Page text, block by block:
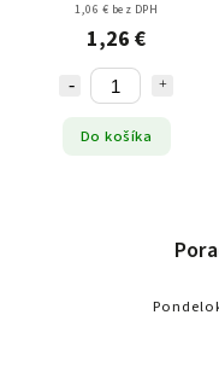
(5x6g) 30g
1,06 € bez DPH
1,26 €
Do košíka